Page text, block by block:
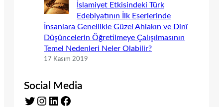
İslamiyet Etkisindeki Türk
Edebiyatının İlk Eserlerinde
İnsanlara Genellikle Güzel Ahlakın ve Dinî
Düşüncelerin Öğretilmeye Çalışılmasının
Temel Nedenleri Neler Olabilir?
17 Kasım 2019
Social Media
Twitter Instagram LinkedIn Facebook